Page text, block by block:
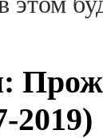
2019)